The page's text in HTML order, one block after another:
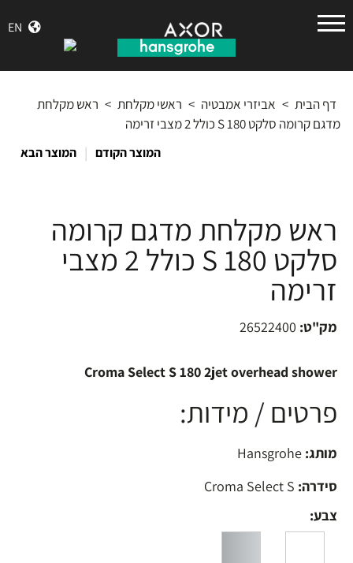
EN
גרואה
דף הבית > אביזרי אמבטיה > ראשי מקלחת > ראש מקלחת
מדגם קרומה סלקט 180 S כולל 2 מצבי זרימה
המוצר הקודם | המוצר הבא
ראש מקלחת מדגם קרומה
סלקט 180 S כולל 2 מצבי
זרימה
מק"ט: 26522400
Croma Select S 180 2jet overhead shower
פרטים / מידות:
מותג:
סידרה:
צבע: